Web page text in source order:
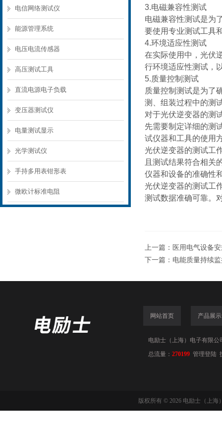
电信网络测试仪
能源管理系统
电压电流传感器
高压测试工具
直流电源电子负载
变压器测试仪
电量测试显示
光学测试仪
手持多用表钳形表
微欧计标准电阻
3.电磁兼容性测试
电磁兼容性测试是为
要使用专业测试工具
4.环境适应性测试
在实际使用中，光伏
行环境适应性测试，
5.质量控制测试
质量控制测试是为了
测、组装过程中的测
对于光伏逆变器的测
先需要制定详细的测
试仪器和工具的使用
光伏逆变器的测试工
且测试结果符合相关
仪器和设备的准确性
光伏逆变器的测试工
测试数据准确可靠。
上一篇： 医用电气设备
下一篇： 电能质量持续
网站首页 产品展示
电励士（上海）电子有限公
总流量： 270199 管理登陆
版权所有 © 2026 电励士（上